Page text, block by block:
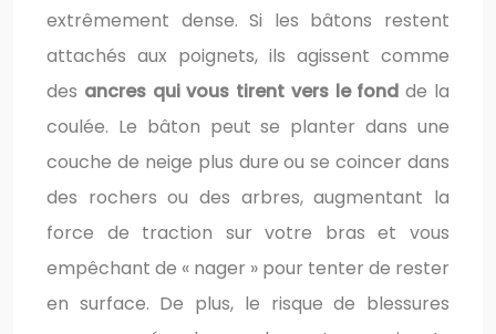
extrêmement dense. Si les bâtons restent
attachés aux poignets, ils agissent comme
des ancres qui vous tirent vers le fond de la
coulée. Le bâton peut se planter dans une
couche de neige plus dure ou se coincer dans
des rochers ou des arbres, augmentant la
force de traction sur votre bras et vous
empêchant de « nager » pour tenter de rester
en surface. De plus, le risque de blessures